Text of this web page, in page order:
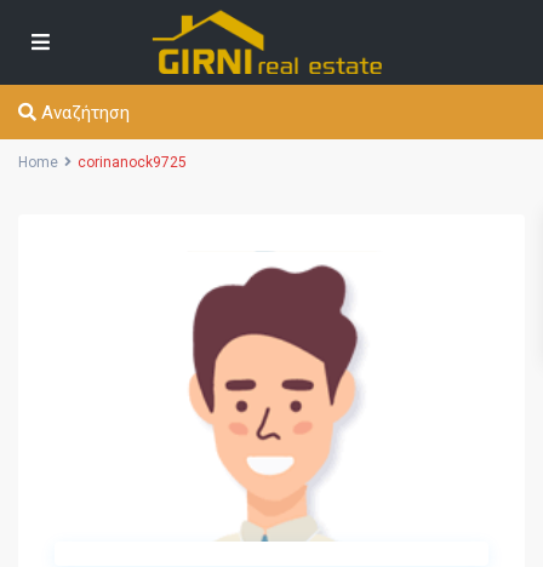
Αναζήτηση
Home corinanock9725